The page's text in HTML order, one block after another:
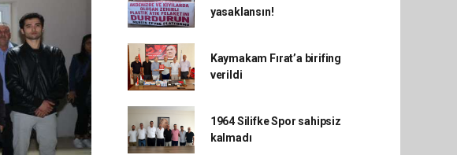
yasaklansın!
Kaymakam Fırat’a birifing
verildi
1964 Silifke Spor sahipsiz
kalmadı